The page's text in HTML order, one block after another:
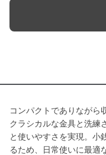
コンパクトでありながら
クラシカルな金具と洗練
と使いやすさを実現。小
るため、日常使いに最適